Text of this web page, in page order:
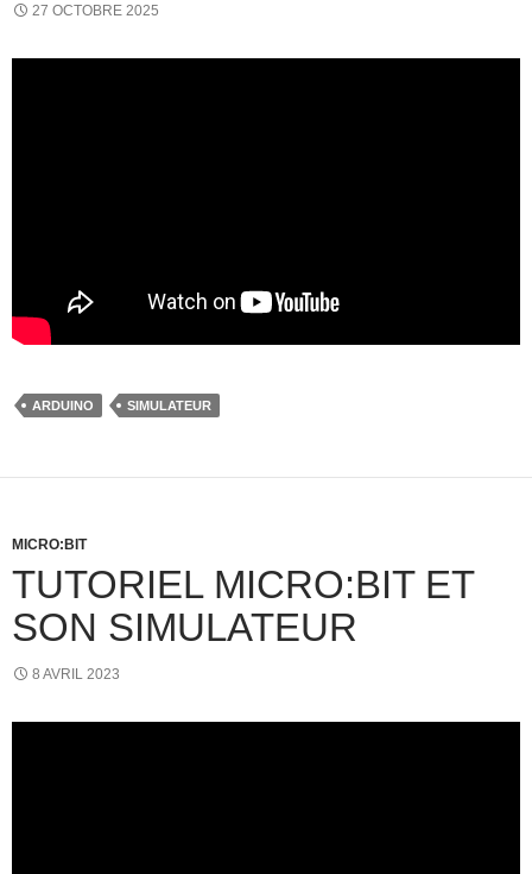
27 OCTOBRE 2025
ARDUINO SIMULATEUR
MICRO:BIT
TUTORIEL MICRO:BIT ET
SON SIMULATEUR
8 AVRIL 2023